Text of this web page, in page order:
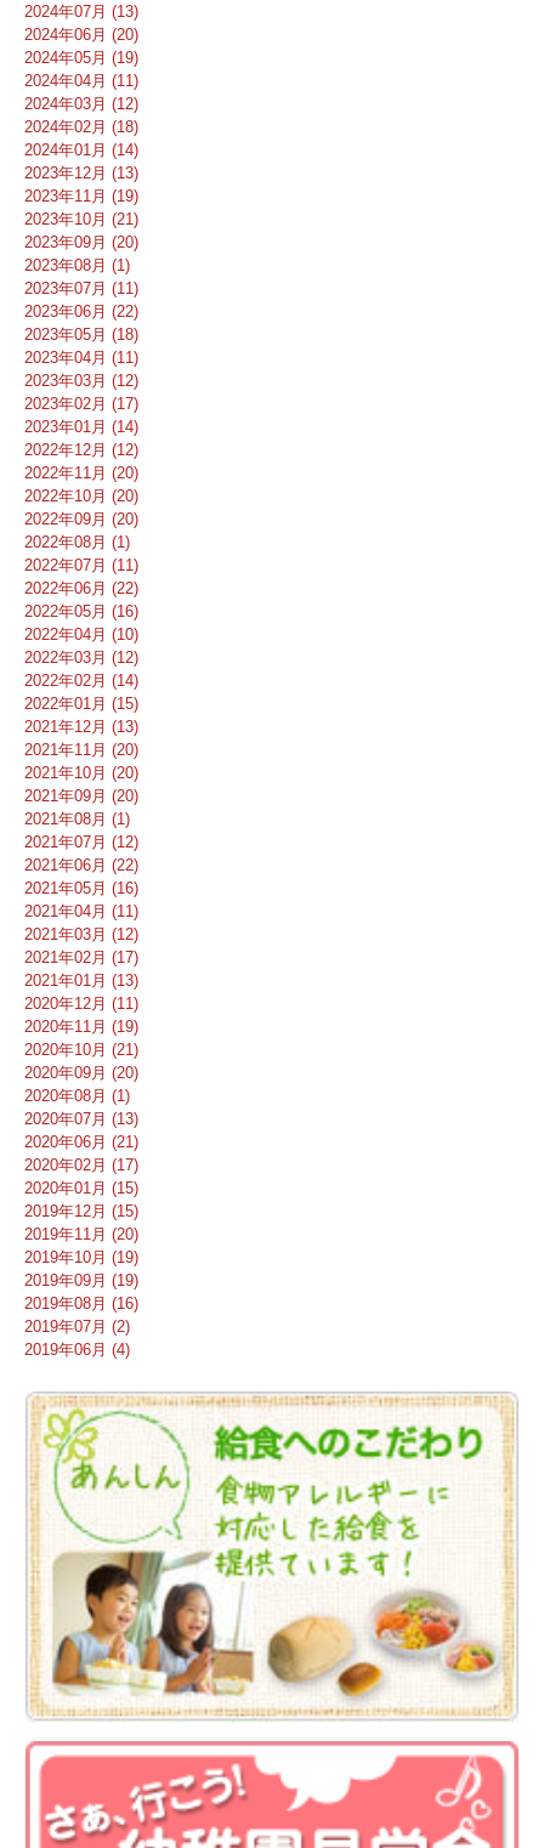
2024年07月 (13)
2024年06月 (20)
2024年05月 (19)
2024年04月 (11)
2024年03月 (12)
2024年02月 (18)
2024年01月 (14)
2023年12月 (13)
2023年11月 (19)
2023年10月 (21)
2023年09月 (20)
2023年08月 (1)
2023年07月 (11)
2023年06月 (22)
2023年05月 (18)
2023年04月 (11)
2023年03月 (12)
2023年02月 (17)
2023年01月 (14)
2022年12月 (12)
2022年11月 (20)
2022年10月 (20)
2022年09月 (20)
2022年08月 (1)
2022年07月 (11)
2022年06月 (22)
2022年05月 (16)
2022年04月 (10)
2022年03月 (12)
2022年02月 (14)
2022年01月 (15)
2021年12月 (13)
2021年11月 (20)
2021年10月 (20)
2021年09月 (20)
2021年08月 (1)
2021年07月 (12)
2021年06月 (22)
2021年05月 (16)
2021年04月 (11)
2021年03月 (12)
2021年02月 (17)
2021年01月 (13)
2020年12月 (11)
2020年11月 (19)
2020年10月 (21)
2020年09月 (20)
2020年08月 (1)
2020年07月 (13)
2020年06月 (21)
2020年02月 (17)
2020年01月 (15)
2019年12月 (15)
2019年11月 (20)
2019年10月 (19)
2019年09月 (19)
2019年08月 (16)
2019年07月 (2)
2019年06月 (4)